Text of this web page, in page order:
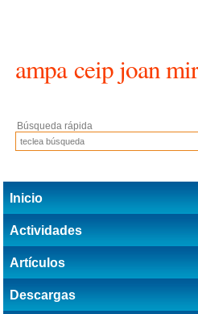
ampaceip joan
Búsqueda rápida
Inicio
Actividades
Artículos
Descargas